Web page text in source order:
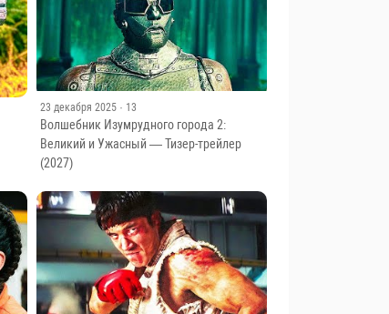
23 декабря 2025
Волшебник Изумрудного города 2:
Великий и Ужасный — Тизер-трейлер